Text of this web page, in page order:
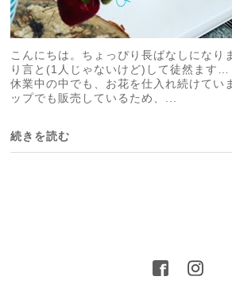
こんにちは。ちょっぴり長ばなしになり
り言と(1人じゃないけど)して徒然ます
休業中の中でも、お花を仕入れ続けてい
ップでも販売しているため、...
続きを読む